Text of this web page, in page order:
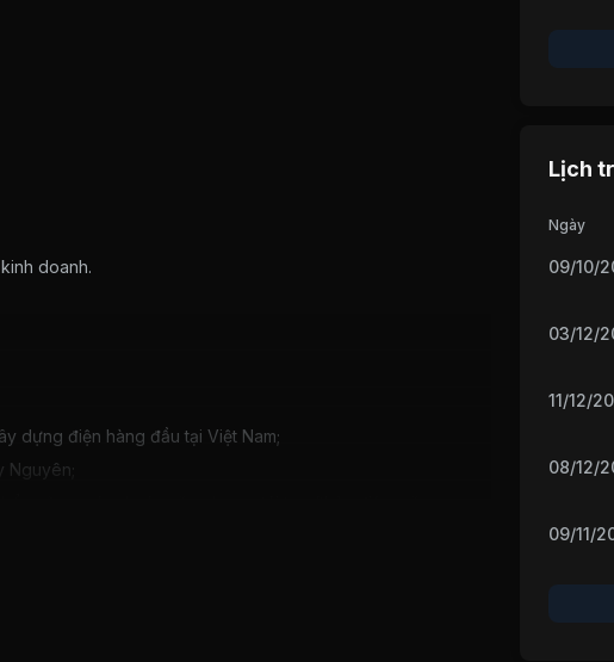
doanh.
dựng điện hàng đầu tại Việt Nam;
Nguyên;
Lịch
Ngày
09/10/
03/12/
11/12/
08/12/
09/11/